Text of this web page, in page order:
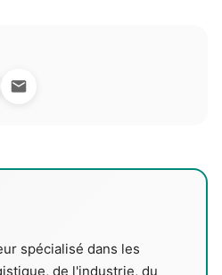
spécialisé dans les
de l'industrie, du